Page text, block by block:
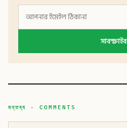
সাবস্ক্রাইব
মন্তব্য · COMMENTS